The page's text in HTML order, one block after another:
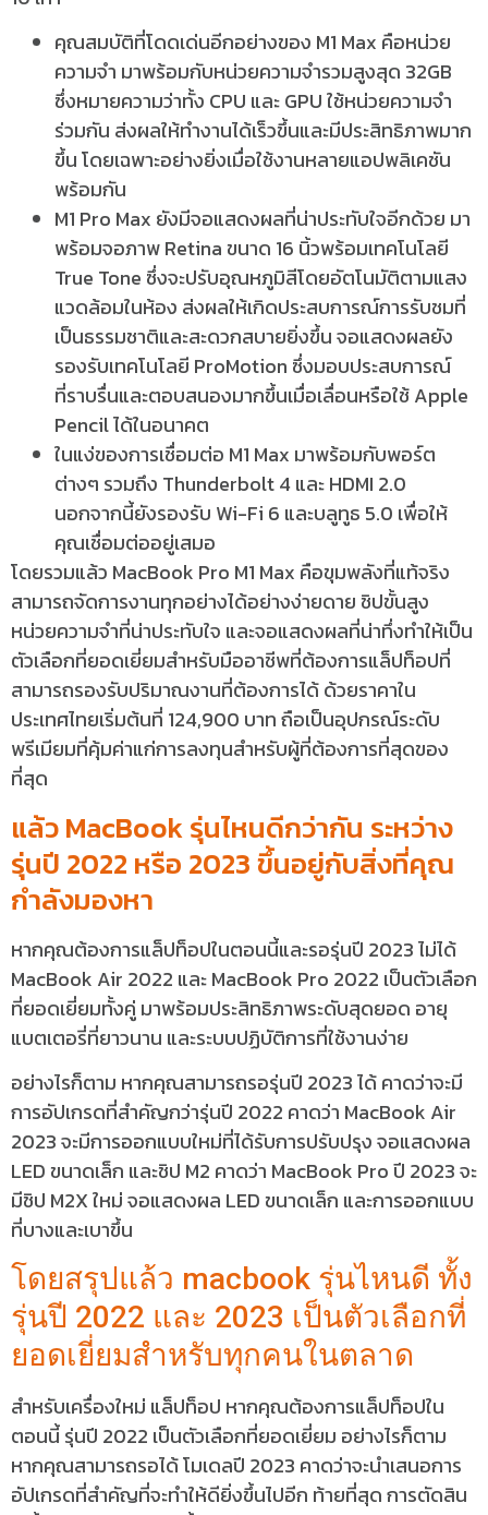
คุณสมบัติที่โดดเด่นอีกอย่างของ M1 Max คือหน่วย
ความจำ มาพร้อมกับหน่วยความจำรวมสูงสุด 32GB
ซึ่งหมายความว่าทั้ง CPU และ GPU ใช้หน่วยความจำ
ร่วมกัน ส่งผลให้ทำงานได้เร็วขึ้นและมีประสิทธิภาพมาก
ขึ้น โดยเฉพาะอย่างยิ่งเมื่อใช้งานหลายแอปพลิเคชัน
พร้อมกัน
M1 Pro Max ยังมีจอแสดงผลที่น่าประทับใจอีกด้วย มา
พร้อมจอภาพ Retina ขนาด 16 นิ้วพร้อมเทคโนโลยี
True Tone ซึ่งจะปรับอุณหภูมิสีโดยอัตโนมัติตามแสง
แวดล้อมในห้อง ส่งผลให้เกิดประสบการณ์การรับชมที่
เป็นธรรมชาติและสะดวกสบายยิ่งขึ้น จอแสดงผลยัง
รองรับเทคโนโลยี ProMotion ซึ่งมอบประสบการณ์
ที่ราบรื่นและตอบสนองมากขึ้นเมื่อเลื่อนหรือใช้ Apple
Pencil ได้ในอนาคต
ในแง่ของการเชื่อมต่อ M1 Max มาพร้อมกับพอร์ต
ต่างๆ รวมถึง Thunderbolt 4 และ HDMI 2.0
นอกจากนี้ยังรองรับ Wi-Fi 6 และบลูทูธ 5.0 เพื่อให้
คุณเชื่อมต่ออยู่เสมอ
โดยรวมแล้ว MacBook Pro M1 Max คือขุมพลังที่แท้จริง
สามารถจัดการงานทุกอย่างได้อย่างง่ายดาย ชิปขั้นสูง
หน่วยความจำที่น่าประทับใจ และจอแสดงผลที่น่าทึ่งทำให้เป็น
ตัวเลือกที่ยอดเยี่ยมสำหรับมืออาชีพที่ต้องการแล็ปท็อปที่
สามารถรองรับปริมาณงานที่ต้องการได้ ด้วยราคาใน
ประเทศไทยเริ่มต้นที่ 124,900 บาท ถือเป็นอุปกรณ์ระดับ
พรีเมียมที่คุ้มค่าแก่การลงทุนสำหรับผู้ที่ต้องการที่สุดของ
ที่สุด
แล้ว MacBook รุ่นไหนดีกว่ากัน ระหว่าง
รุ่นปี 2022 หรือ 2023 ขึ้นอยู่กับสิ่งที่คุณ
กำลังมองหา
หากคุณต้องการแล็ปท็อปในตอนนี้และรอรุ่นปี 2023 ไม่ได้
MacBook Air 2022 และ MacBook Pro 2022 เป็นตัวเลือก
ที่ยอดเยี่ยมทั้งคู่ มาพร้อมประสิทธิภาพระดับสุดยอด อายุ
แบตเตอรี่ที่ยาวนาน และระบบปฏิบัติการที่ใช้งานง่าย
อย่างไรก็ตาม หากคุณสามารถรอรุ่นปี 2023 ได้ คาดว่าจะมี
การอัปเกรดที่สำคัญกว่ารุ่นปี 2022 คาดว่า MacBook Air
2023 จะมีการออกแบบใหม่ที่ได้รับการปรับปรุง จอแสดงผล
LED ขนาดเล็ก และชิป M2 คาดว่า MacBook Pro ปี 2023 จะ
มีชิป M2X ใหม่ จอแสดงผล LED ขนาดเล็ก และการออกแบบ
ที่บางและเบาขึ้น
โดยสรุปแล้ว macbook รุ่นไหนดี ทั้ง
รุ่นปี 2022 และ 2023 เป็นตัวเลือกที่
ยอดเยี่ยมสำหรับทุกคนในตลาด
สำหรับเครื่องใหม่ แล็ปท็อป หากคุณต้องการแล็ปท็อปใน
ตอนนี้ รุ่นปี 2022 เป็นตัวเลือกที่ยอดเยี่ยม อย่างไรก็ตาม
หากคุณสามารถรอได้ โมเดลปี 2023 คาดว่าจะนำเสนอการ
อัปเกรดที่สำคัญที่จะทำให้ดียิ่งขึ้นไปอีก ท้ายที่สุด การตัดสิน